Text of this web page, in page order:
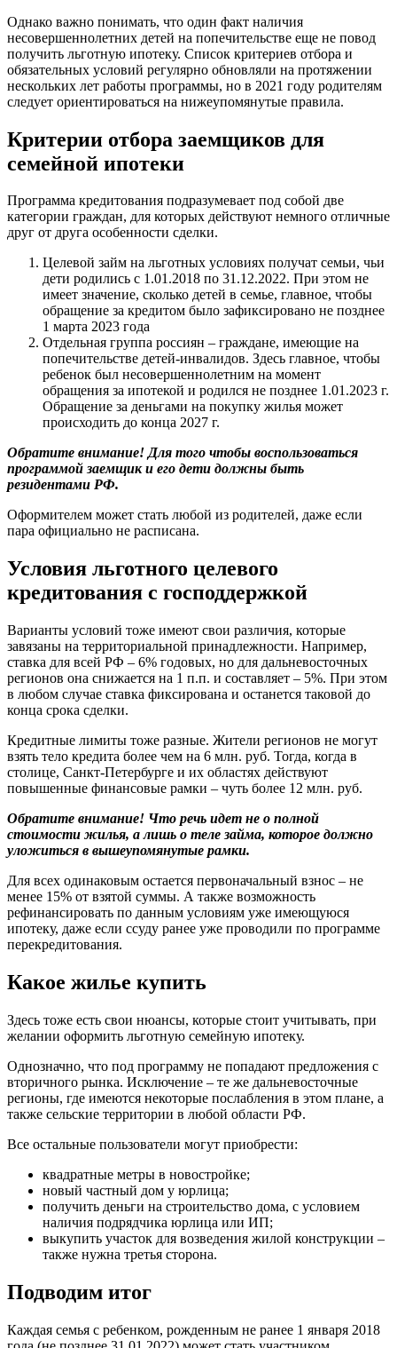
Однако важно понимать, что один факт наличия
несовершеннолетних детей на попечительстве еще не повод
получить льготную ипотеку. Список критериев отбора и
обязательных условий регулярно обновляли на протяжении
нескольких лет работы программы, но в 2021 году родителям
следует ориентироваться на нижеупомянутые правила.
Критерии отбора заемщиков для
семейной ипотеки
Программа кредитования подразумевает под собой две
категории граждан, для которых действуют немного отличные
друг от друга особенности сделки.
Целевой займ на льготных условиях получат семьи, чьи
дети родились с 1.01.2018 по 31.12.2022. При этом не
имеет значение, сколько детей в семье, главное, чтобы
обращение за кредитом было зафиксировано не позднее
1 марта 2023 года
Отдельная группа россиян – граждане, имеющие на
попечительстве детей-инвалидов. Здесь главное, чтобы
ребенок был несовершеннолетним на момент
обращения за ипотекой и родился не позднее 1.01.2023 г.
Обращение за деньгами на покупку жилья может
происходить до конца 2027 г.
Обратите внимание! Для того чтобы воспользоваться
программой заемщик и его дети должны быть
резидентами РФ.
Оформителем может стать любой из родителей, даже если
пара официально не расписана.
Условия льготного целевого
кредитования с господдержкой
Варианты условий тоже имеют свои различия, которые
завязаны на территориальной принадлежности. Например,
ставка для всей РФ – 6% годовых, но для дальневосточных
регионов она снижается на 1 п.п. и составляет – 5%. При этом
в любом случае ставка фиксирована и останется таковой до
конца срока сделки.
Кредитные лимиты тоже разные. Жители регионов не могут
взять тело кредита более чем на 6 млн. руб. Тогда, когда в
столице, Санкт-Петербурге и их областях действуют
повышенные финансовые рамки – чуть более 12 млн. руб.
Обратите внимание! Что речь идет не о полной
стоимости жилья, а лишь о теле займа, которое должно
уложиться в вышеупомянутые рамки.
Для всех одинаковым остается первоначальный взнос – не
менее 15% от взятой суммы. А также возможность
рефинансировать по данным условиям уже имеющуюся
ипотеку, даже если ссуду ранее уже проводили по программе
перекредитования.
Какое жилье купить
Здесь тоже есть свои нюансы, которые стоит учитывать, при
желании оформить льготную семейную ипотеку.
Однозначно, что под программу не попадают предложения с
вторичного рынка. Исключение – те же дальневосточные
регионы, где имеются некоторые послабления в этом плане, а
также сельские территории в любой области РФ.
Все остальные пользователи могут приобрести:
квадратные метры в новостройке;
новый частный дом у юрлица;
получить деньги на строительство дома, с условием
наличия подрядчика юрлица или ИП;
выкупить участок для возведения жилой конструкции –
также нужна третья сторона.
Подводим итог
Каждая семья с ребенком, рожденным не ранее 1 января 2018